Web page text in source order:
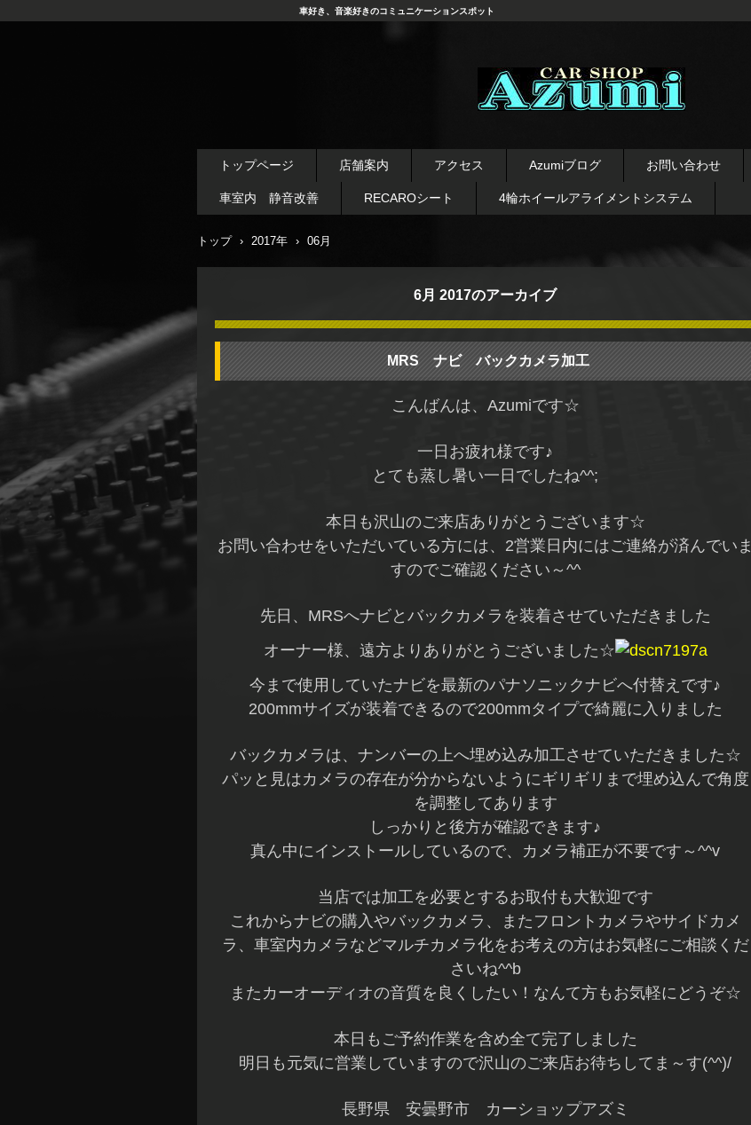
イール デッドニング カーオ
ーディオ レカロシート
車好き、音楽好きのコミュニケーションスポット
トップページ 店舗案内 アクセス Azumiブログ お問い合わせ
車室内 静音改善 RECAROシート 4輪ホイールアライメントシステム
トップ › 2017年 › 06月
6月 2017のアーカイブ
MRS ナビ バックカメラ加工
こんばんは、Azumiです☆
一日お疲れ様です♪
とても蒸し暑い一日でしたね^^;
本日も沢山のご来店ありがとうございます☆
お問い合わせをいただいている方には、2営業日内にはご連絡が済んでいま
すのでご確認ください～^^
先日、MRSへナビとバックカメラを装着させていただきました
オーナー様、遠方よりありがとうございました☆
今まで使用していたナビを最新のパナソニックナビへ付替えです♪
200mmサイズが装着できるので200mmタイプで綺麗に入りました
バックカメラは、ナンバーの上へ埋め込み加工させていただきました☆
パッと見はカメラの存在が分からないようにギリギリまで埋め込んで角度
を調整してあります
しっかりと後方が確認できます♪
真ん中にインストールしているので、カメラ補正が不要です～^^v
当店では加工を必要とするお取付も大歓迎です
これからナビの購入やバックカメラ、またフロントカメラやサイドカメ
ラ、車室内カメラなどマルチカメラ化をお考えの方はお気軽にご相談くだ
さいね^^b
またカーオーディオの音質を良くしたい！なんて方もお気軽にどうぞ☆
本日もご予約作業を含め全て完了しました
明日も元気に営業していますので沢山のご来店お待ちしてま～す(^^)/
長野県 安曇野市 カーショップアズミ